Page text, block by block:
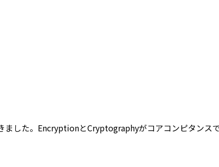
した。EncryptionとCryptographyがコアコンピタンス